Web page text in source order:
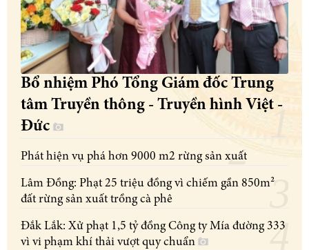
Bổ nhiệm Phó Tổng Giám đốc Trung
tâm Truyền thông - Truyền hình Việt -
Đức
Phát hiện vụ phá hơn 9000 m2 rừng sản xuất
Lâm Đồng: Phạt 25 triệu đồng vì chiếm gần 850m²
đất rừng sản xuất trồng cà phê
Đắk Lắk: Xử phạt 1,5 tỷ đồng Công ty Mía đường 333
vì vi phạm khí thải vượt quy chuẩn